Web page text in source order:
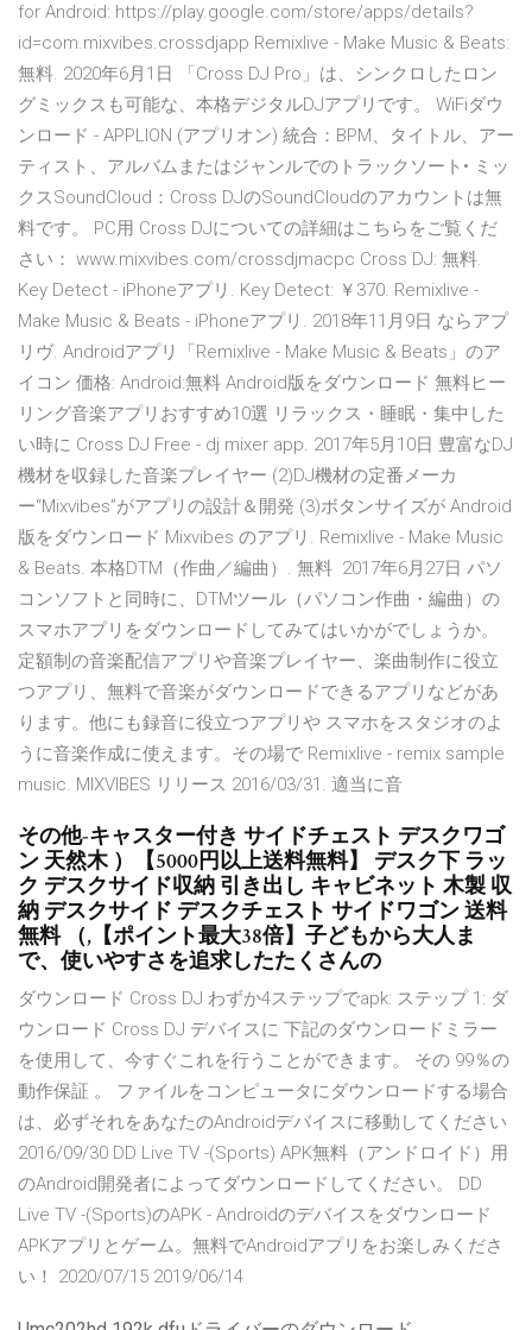
for Android: https://play.google.com/store/apps/details?
id=com.mixvibes.crossdjapp Remixlive - Make Music & Beats:
無料. 2020年6月1日 「Cross DJ Pro」は、シンクロしたロン
グミックスも可能な、本格デジタルDJアプリです。 WiFiダウ
ンロード - APPLION (アプリオン) 統合：BPM、タイトル、アー
ティスト、アルバムまたはジャンルでのトラックソート• ミッ
クスSoundCloud：Cross DJのSoundCloudのアカウントは無
料です。 PC用 Cross DJについての詳細はこちらをご覧くだ
さい： www.mixvibes.com/crossdjmacpc Cross DJ: 無料.
Key Detect - iPhoneアプリ. Key Detect: ￥370. Remixlive -
Make Music & Beats - iPhoneアプリ. 2018年11月9日 ならアプ
リヴ. Androidアプリ「Remixlive - Make Music & Beats」のア
イコン 価格: Android:無料 Android版をダウンロード 無料ヒー
リング音楽アプリおすすめ10選 リラックス・睡眠・集中した
い時に Cross DJ Free - dj mixer app. 2017年5月10日 豊富なDJ
機材を収録した音楽プレイヤー (2)DJ機材の定番メーカ
ー“Mixvibes”がアプリの設計＆開発 (3)ボタンサイズが Android
版をダウンロード Mixvibes のアプリ. Remixlive - Make Music
& Beats. 本格DTM（作曲／編曲）. 無料 2017年6月27日 パソ
コンソフトと同時に、DTMツール（パソコン作曲・編曲）の
スマホアプリをダウンロードしてみてはいかがでしょうか。
定額制の音楽配信アプリや音楽プレイヤー、楽曲制作に役立
つアプリ、無料で音楽がダウンロードできるアプリなどがあ
ります。他にも録音に役立つアプリや スマホをスタジオのよ
うに音楽作成に使えます。その場で Remixlive - remix sample
music. MIXVIBES リリース 2016/03/31. 適当に音
その他-キャスター付き サイドチェスト デスクワゴ
ン 天然木 ）【5000円以上送料無料】 デスク下 ラッ
ク デスクサイド収納 引き出し キャビネット 木製 収
納 デスクサイド デスクチェスト サイドワゴン 送料
無料 （,【ポイント最大38倍】子どもから大人ま
で、使いやすさを追求したたくさんの
ダウンロード Cross DJ わずか4ステップでapk: ステップ 1: ダ
ウンロード Cross DJ デバイスに 下記のダウンロードミラー
を使用して、今すぐこれを行うことができます。 その 99％の
動作保証 。 ファイルをコンピュータにダウンロードする場合
は、必ずそれをあなたのAndroidデバイスに移動してください
2016/09/30 DD Live TV -(Sports) APK無料（アンドロイド）用
のAndroid開発者によってダウンロードしてください。 DD
Live TV -(Sports)のAPK - Androidのデバイスをダウンロード
APKアプリとゲーム。無料でAndroidアプリをお楽しみくださ
い！ 2020/07/15 2019/06/14